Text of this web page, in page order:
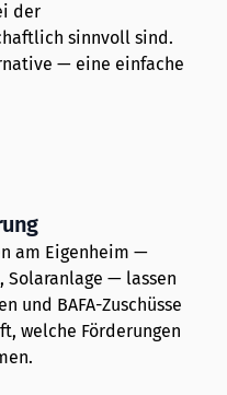
der
sinnvoll sind.
— eine einfache
am Eigenheim —
Solaranlage — lassen
und BAFA-Zuschüsse
welche Förderungen